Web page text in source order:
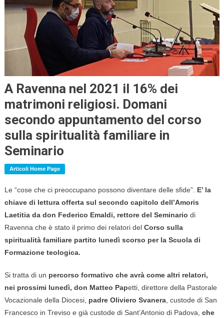
A Ravenna nel 2021 il 16% dei
matrimoni religiosi. Domani
secondo appuntamento del corso
sulla spiritualità familiare in
Seminario
Articoli Home Page
Le “cose che ci preoccupano possono diventare delle sfide”. E’ la
chiave di lettura offerta sul secondo capitolo dell’Amoris
Laetitia da don Federico Emaldi, rettore del Seminario di
Ravenna che è stato il primo dei relatori delCorso sulla
spiritualità familiare partito lunedì scorso per la Scuola di
Formazione teologica.
Si tratta di un percorso formativo che avrà come altri relatori,
nei prossimi lunedì, don Matteo Papetti, direttore della Pastorale
Vocazionale della Diocesi, padre Oliviero Svanera, custode di San
Francesco in Treviso e già custode di Sant’Antonio di Padova, che